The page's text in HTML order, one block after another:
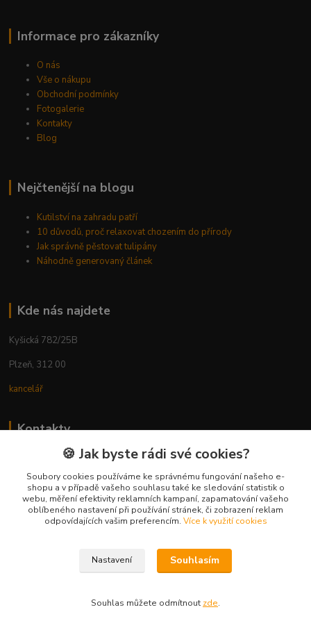
Informace pro zákazníky
O nás
Vše o nákupu
Obchodní podmínky
Fotogalerie
Kontakty
Blog
Nejčtenější na blogu
Kutilství na zahradu patří
10 důvodů, proč relaxovat chozením do přírody
Jak správně pěstovat tulipány
Náhodně generovaný článek
Kde nás najdete
Kyšická 782/25B
Plzeň, 312 00
kancelář
Kontakty
Ing. Michal Vaněk
+420 603 332 100
(Po-Pá, 10-17 hod.)
info@vyhodnynakup.eu
🍪 Jak byste rádi své cookies?
Soubory cookies používáme ke správnému fungování našeho e-
shopu a v případě vašeho souhlasu také ke sledování statistik o
webu, měření efektivity reklamních kampaní, zapamatování vašeho
oblíbeného nastavení při používání stránek, či zobrazení reklam
odpovídajících vašim preferencím. Více k využití cookies
Nastavení Souhlasím
Souhlas můžete odmítnout zde.